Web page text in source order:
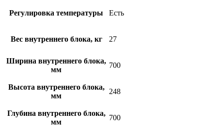
Регулировка температуры Есть
Вес внутреннего блока, кг 27
Ширина внутреннего блока,
мм
700
Высота внутреннего блока,
мм
248
Глубина внутреннего блока,
мм
700